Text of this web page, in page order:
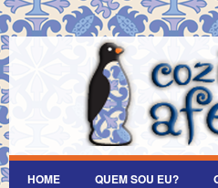
HOME QUEM SOU EU?